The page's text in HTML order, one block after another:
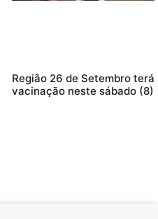
Região 26 de Setembro terá
vacinação neste sábado (8)